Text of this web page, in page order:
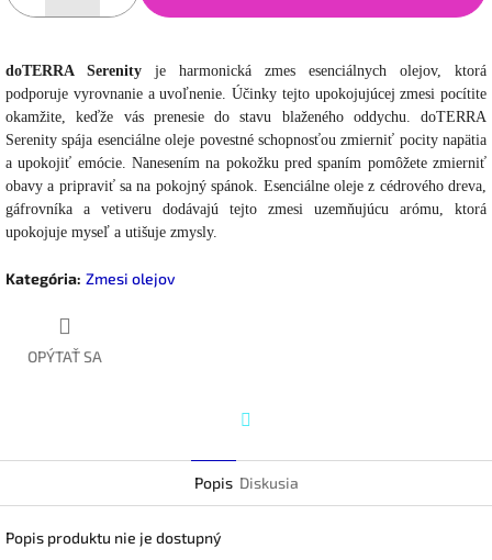
doTERRA Serenity je harmonická zmes esenciálnych olejov, ktorá
podporuje vyrovnanie a uvoľnenie. Účinky tejto upokojujúcej zmesi pocítite
okamžite, keďže vás prenesie do stavu blaženého oddychu. doTERRA
Serenity spája esenciálne oleje povestné schopnosťou zmierniť pocity napätia
a upokojiť emócie. Nanesením na pokožku pred spaním pomôžete zmierniť
obavy a pripraviť sa na pokojný spánok. Esenciálne oleje z cédrového dreva,
gáfrovníka a vetiveru dodávajú tejto zmesi uzemňujúcu arómu, ktorá
upokojuje myseľ a utišuje zmysly.
Kategória: Zmesi olejov
OPÝTAŤ SA
Popis Diskusia
Popis produktu nie je dostupný